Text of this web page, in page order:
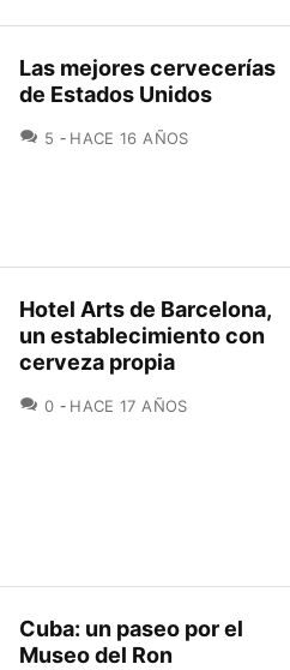
Las mejores cervecerías
de Estados Unidos
5 COMENTARIOS
HACE 16 AÑOS
Hotel Arts de Barcelona,
un establecimiento con
cerveza propia
0 COMENTARIOS
HACE 17 AÑOS
Cuba: un paseo por el
Museo del Ron